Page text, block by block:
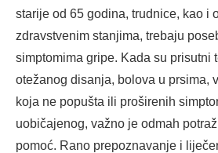
starije od 65 godina, trudnice, kao i
zdravstvenim stanjima, trebaju
simptomima gripe. Kada su prisutni
otežanog disanja, bolova u prsima,
koja ne popušta ili proširenih
uobičajenog, važno je odmah
pomoć. Rano prepoznavanje i